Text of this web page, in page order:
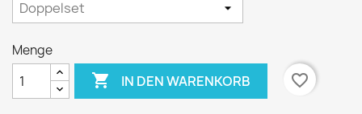
Menge
 IN DEN WARENKORB favorite_border